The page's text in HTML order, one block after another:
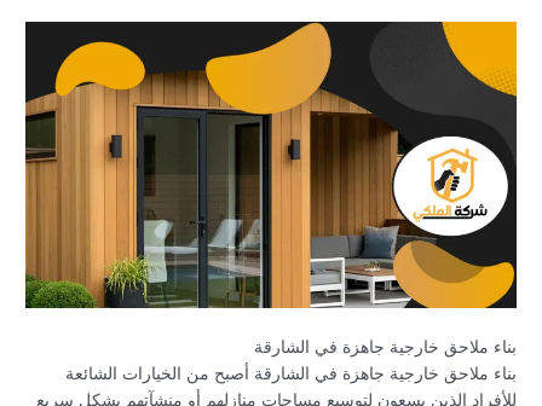
بناء ملاحق خارجية جاهزة في الشارقة
بناء ملاحق خارجية جاهزة في الشارقة أصبح من الخيارات الشائعة
للأفراد الذين يسعون لتوسيع مساحات منازلهم أو منشآتهم بشكل سريع